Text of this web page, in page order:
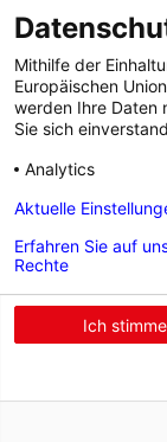
Footer
Menü
2
Footer
Social
Links
Footer
Menü
3
Kontakt|
Mithilfe der
Europäischen
werden Ihre Daten
Sie sich
Analytics
Ich
Aktuelle
Erfahren Sie auf
Rechte